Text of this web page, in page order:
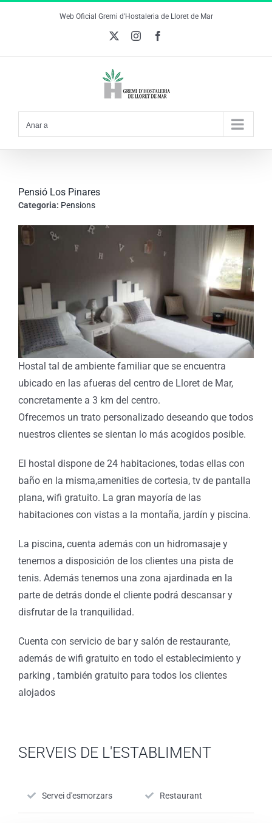
Web Oficial Gremi d'Hostaleria de Lloret de Mar
Instagram
Anar a
Pensió Los Pinares
Categoria: Pensions
View
Hostal tal de ambiente familiar que se encuentra
ubicado en las afueras del centro de Lloret de Mar,
concretamente a 3 km del centro.
Ofrecemos un trato personalizado deseando que todos
nuestros clientes se sientan lo más acogidos posible.
El hostal dispone de 24 habitaciones, todas ellas con
baño en la misma,amenities de cortesia, tv de pantalla
plana, wifi gratuito. La gran mayoría de las
habitaciones con vistas a la montaña, jardín y piscina.
La piscina, cuenta además con un hidromasaje y
tenemos a disposición de los clientes una pista de
tenis. Además tenemos una zona ajardinada en la
parte de detrás donde el cliente podrá descansar y
disfrutar de la tranquilidad.
Cuenta con servicio de bar y salón de restaurante,
además de wifi gratuito en todo el establecimiento y
parking , también gratuito para todos los clientes
alojados
SERVEIS DE L'ESTABLIMENT
Servei d'esmorzars Restaurant